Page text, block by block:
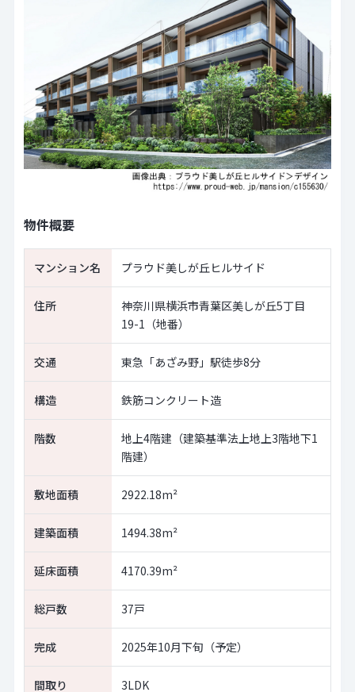
物件概要
マンション名 プラウド美しが丘ヒルサイド
住所
神奈川県横浜市青葉区美しが丘5丁目
19-1（地番）
交通 東急「あざみ野」駅徒歩8分
構造 鉄筋コンクリート造
階数
地上4階建（建築基準法上地上3階地下1
階建）
敷地面積 2922.18m²
建築面積 1494.38m²
延床面積 4170.39m²
総戸数 37戸
完成 2025年10月下旬（予定）
間取り 3LDK